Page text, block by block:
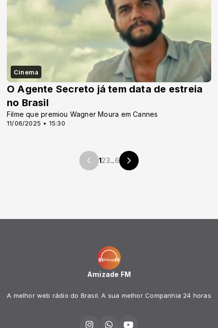
Cinema
11/06/2025 • 15:30
O Agente Secreto já tem data de estreia
no Brasil
Filme que premiou Wagner Moura em Cannes
123...6
Amizade FM
A melhor web rádio do Brasil. A sua melhor Companhia 24 horas